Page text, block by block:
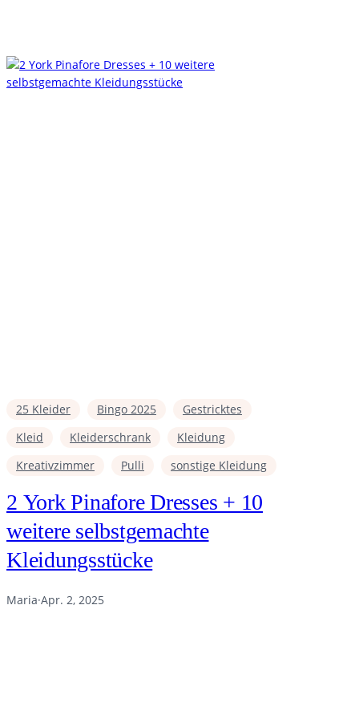
25 Kleider Bingo 2025
Gestricktes
Kleid
Kleiderschrank
Kleidung
Kreativzimmer
Pulli sonstige Kleidung
2 York Pinafore Dresses + 10
weitere selbstgemachte
Kleidungsstücke
Maria·Apr. 2, 2025